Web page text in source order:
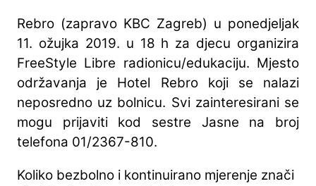
Rebro (zapravo KBC Zagreb) u ponedjeljak
11. ožujka 2019. u 18 h za djecu organizira
FreeStyle Libre radionicu/edukaciju. Mjesto
održavanja je Hotel Rebro koji se nalazi
neposredno uz bolnicu. Svi zainteresirani se
mogu prijaviti kod sestre Jasne na broj
telefona 01/2367-810.
Koliko bezbolno i kontinuirano mjerenje znači